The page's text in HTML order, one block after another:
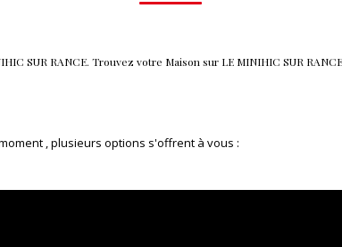
SUR RANCE. Trouvez votre Maison sur LE MINIHIC SUR
, plusieurs options s'offrent à vous :